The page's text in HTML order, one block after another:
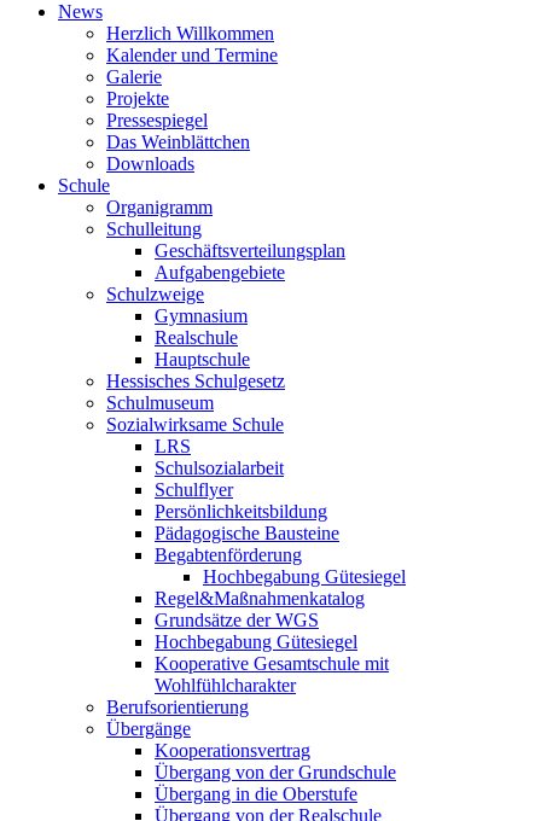
News
Herzlich Willkommen
Kalender und Termine
Galerie
Projekte
Pressespiegel
Das Weinblättchen
Downloads
Schule
Organigramm
Schulleitung
Geschäftsverteilungsplan
Aufgabengebiete
Schulzweige
Gymnasium
Realschule
Hauptschule
Hessisches Schulgesetz
Schulmuseum
Sozialwirksame Schule
LRS
Schulsozialarbeit
Schulflyer
Persönlichkeitsbildung
Pädagogische Bausteine
Begabtenförderung
Hochbegabung Gütesiegel
Regel&Maßnahmenkatalog
Grundsätze der WGS
Hochbegabung Gütesiegel
Kooperative Gesamtschule mit
Wohlfühlcharakter
Berufsorientierung
Übergänge
Kooperationsvertrag
Übergang von der Grundschule
Übergang in die Oberstufe
Übergang von der Realschule